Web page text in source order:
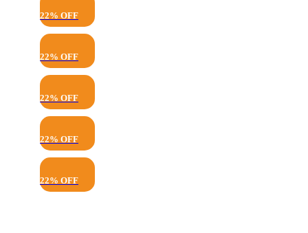
22% OFF
22% OFF
22% OFF
22% OFF
22% OFF